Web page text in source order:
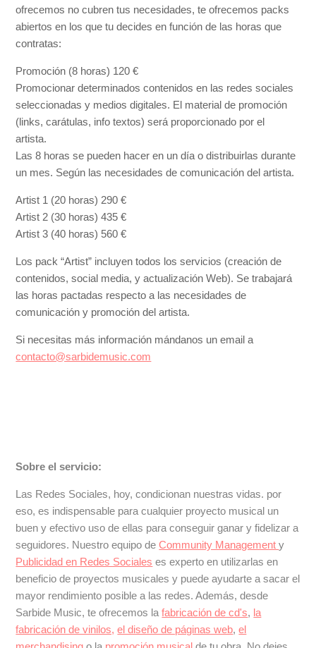
ofrecemos no cubren tus necesidades, te ofrecemos packs
abiertos en los que tu decides en función de las horas que
contratas:
Promoción (8 horas) 120 €
Promocionar determinados contenidos en las redes sociales
seleccionadas y medios digitales. El material de promoción
(links, carátulas, info textos) será proporcionado por el
artista.
Las 8 horas se pueden hacer en un día o distribuirlas durante
un mes. Según las necesidades de comunicación del artista.
Artist 1 (20 horas) 290 €
Artist 2 (30 horas) 435 €
Artist 3 (40 horas) 560 €
Los pack “Artist” incluyen todos los servicios (creación de
contenidos, social media, y actualización Web). Se trabajará
las horas pactadas respecto a las necesidades de
comunicación y promoción del artista.
Si necesitas más información mándanos un email a
contacto@sarbidemusic.com
Sobre el servicio:
Las Redes Sociales, hoy, condicionan nuestras vidas. por
eso, es indispensable para cualquier proyecto musical un
buen y efectivo uso de ellas para conseguir ganar y fidelizar a
seguidores. Nuestro equipo deCommunity Managementy
Publicidad en Redes Sociales es experto en utilizarlas en
beneficio de proyectos musicales y puede ayudarte a sacar el
mayor rendimiento posible a las redes. Además, desde
Sarbide Music, te ofrecemos lafabricación de cd's, la
fabricación de vinilos, el diseño de páginas web,el